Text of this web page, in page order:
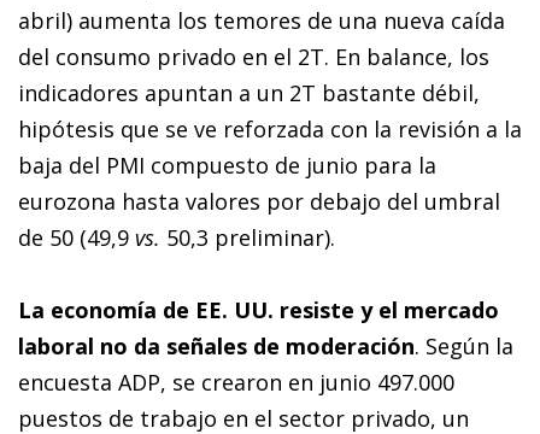
abril) aumenta los temores de una nueva caída
del consumo privado en el 2T. En balance, los
indicadores apuntan a un 2T bastante débil,
hipótesis que se ve reforzada con la revisión a la
baja del PMI compuesto de junio para la
eurozona hasta valores por debajo del umbral
de 50 (49,9 vs. 50,3 preliminar).
La economía de EE. UU. resiste y el mercado
laboral no da señales de moderación. Según la
encuesta ADP, se crearon en junio 497.000
puestos de trabajo en el sector privado, un